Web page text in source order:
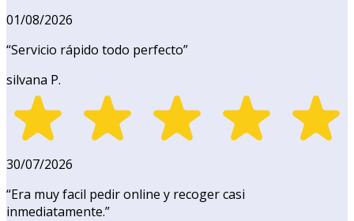
01/08/2026
“Servicio rápido todo perfecto”
silvana P.
30/07/2026
“Era muy facil pedir online y recoger casi
inmediatamente.”